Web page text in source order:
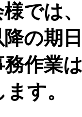
では
の期
作業
す。